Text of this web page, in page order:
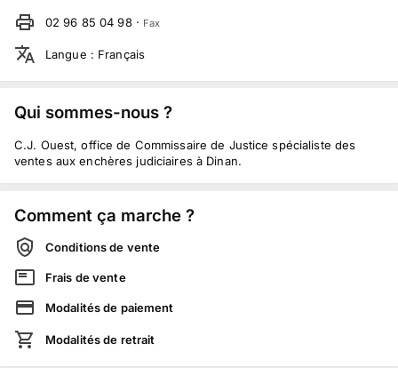
02 96 85 04 98 · Fax
Langue : Français
Qui sommes-nous ?
C.J. Ouest, office de Commissaire de Justice spécialiste des
ventes aux enchères judiciaires à Dinan.
Comment ça marche ?
Conditions de vente
Frais de vente
Modalités de paiement
Modalités de retrait